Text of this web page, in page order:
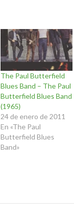
The Paul Butterfield
Blues Band – The Paul
Butterfield Blues Band
(1965)
24 de enero de 2011
En «The Paul
Butterfield Blues
Band»